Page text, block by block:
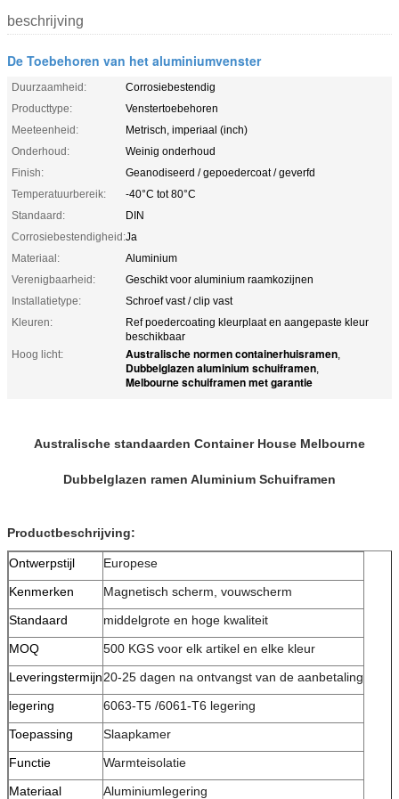
beschrijving
De Toebehoren van het aluminiumvenster
Duurzaamheid:
Corrosiebestendig
Producttype:
Venstertoebehoren
Meeteenheid:
Metrisch, imperiaal (inch)
Onderhoud:
Weinig onderhoud
Finish:
Geanodiseerd / gepoedercoat / geverfd
Temperatuurbereik:
-40°C tot 80°C
Standaard:
DIN
Corrosiebestendigheid:Ja
Materiaal:
Aluminium
Verenigbaarheid:
Geschikt voor aluminium raamkozijnen
Installatietype:
Schroef vast / clip vast
Kleuren:
Ref poedercoating kleurplaat en aangepaste kleur
beschikbaar
Hoog licht:
Australische normen containerhuisramen,
Dubbelglazen aluminium schuiframen,
Melbourne schuiframen met garantie
Australische standaarden Container House Melbourne
Dubbelglazen ramen Aluminium Schuiframen
Productbeschrijving:
Ontwerpstijl
Europese
Kenmerken
Magnetisch scherm, vouwscherm
Standaard
middelgrote en hoge kwaliteit
MOQ
500 KGS voor elk artikel en elke kleur
Leveringstermijn20-25 dagen na ontvangst van de aanbetaling
legering
6063-T5 /6061-T6 legering
Toepassing
Slaapkamer
Functie
Warmteisolatie
Materiaal
Aluminiumlegering